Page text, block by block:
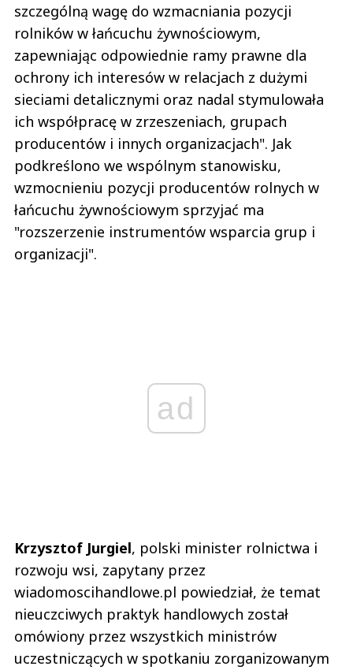
szczególną wagę do wzmacniania pozycji
rolników w łańcuchu żywnościowym,
zapewniając odpowiednie ramy prawne dla
ochrony ich interesów w relacjach z dużymi
sieciami detalicznymi oraz nadal stymulowała
ich współpracę w zrzeszeniach, grupach
producentów i innych organizacjach". Jak
podkreślono we wspólnym stanowisku,
wzmocnieniu pozycji producentów rolnych w
łańcuchu żywnościowym sprzyjać ma
"rozszerzenie instrumentów wsparcia grup i
organizacji".
ad
Krzysztof Jurgiel, polski minister rolnictwa i
rozwoju wsi, zapytany przez
wiadomoscihandlowe.pl powiedział, że temat
nieuczciwych praktyk handlowych został
omówiony przez wszystkich ministrów
uczestniczących w spotkaniu zorganizowanym